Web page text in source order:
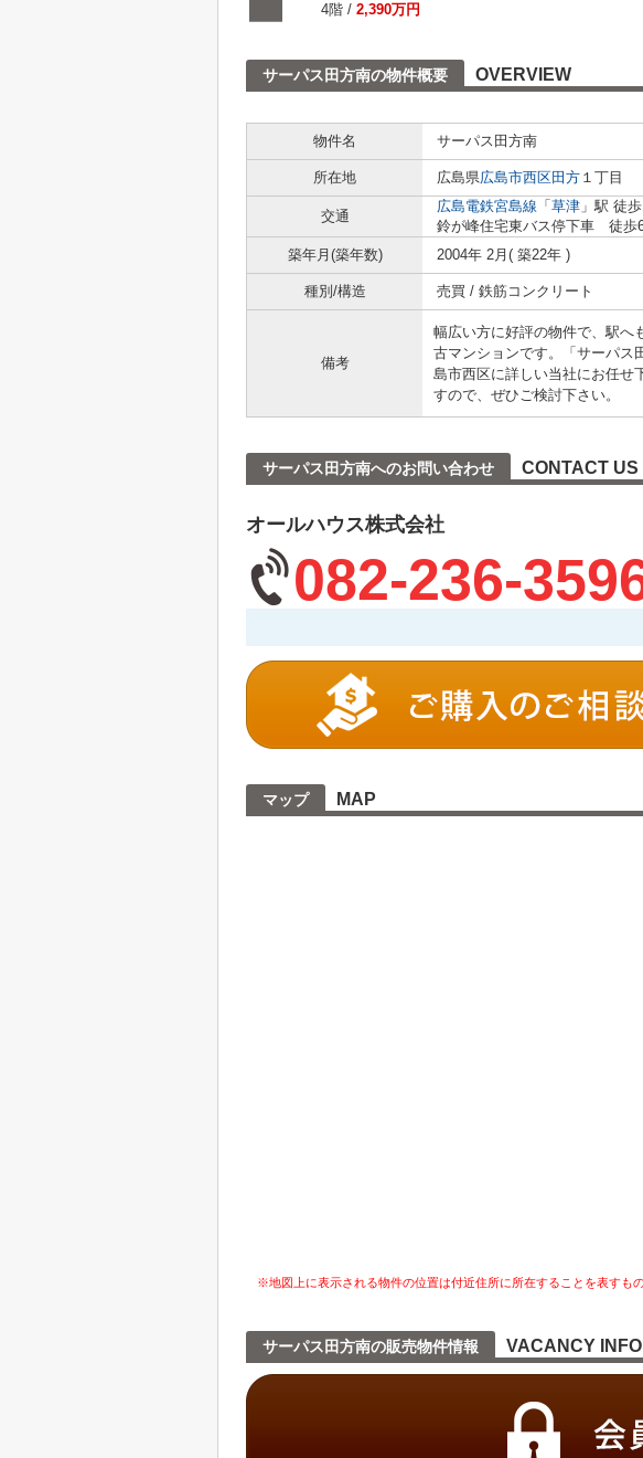
4階 / 2,390万円
サーパス田方南の物件概要 OVERVIEW
物件名
サーパス田方南
所在地 広島県広島市西区田方 １丁目
交通
広島電鉄宮島線 「 草津 」駅 徒
鈴が峰住宅東バス停下車 徒歩
築年月(築年数)
2004年 2月( 築22年 )
種別/構造 売買 / 鉄筋コンクリート
備考
幅広い方に好評の物件で、駅へ
古マンションです。「サーパス
島市西区に詳しい当社にお任せ
すので、ぜひご検討下さい。
サーパス田方南へのお問い合わせ CONTACT US
オールハウス株式会社
082-236-
マップ MAP
※地図上に表示される物件の位置は付近住所に所在することを表すも
サーパス田方南の販売物件情報 VACANCY